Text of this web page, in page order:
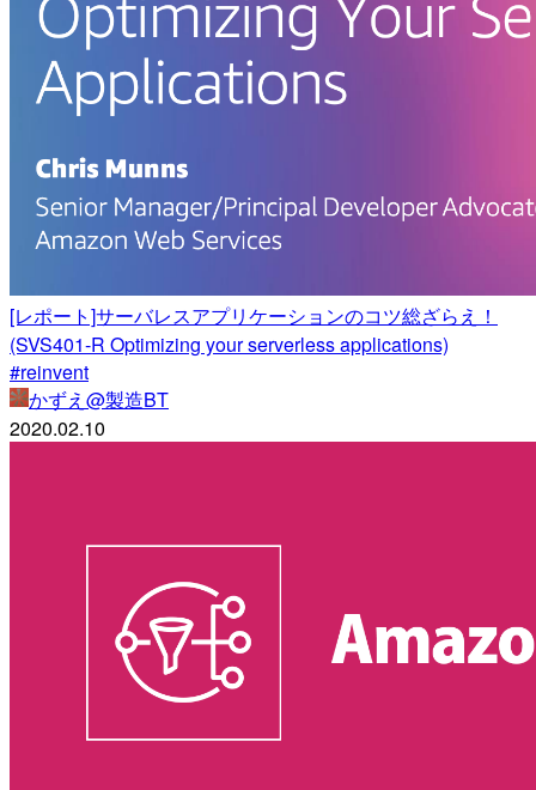
[レポート]サーバレスアプリケーションのコツ総ざらえ！
(SVS401-R Optimizing your serverless applications)
#reinvent
かずえ@製造BT
2020.02.10